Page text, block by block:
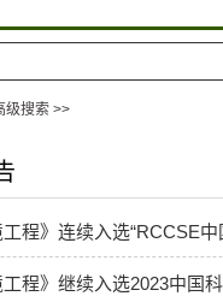
级搜索 >>
》连续入选“RCCSE中国核
程》继续入选2023中国科技